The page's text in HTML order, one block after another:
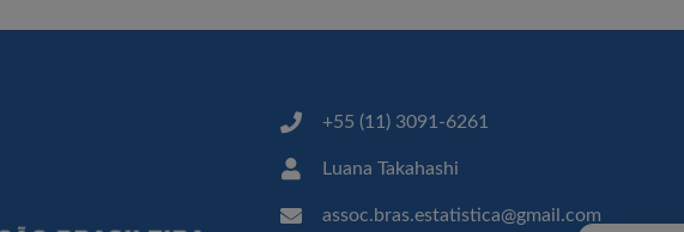
+55 (11) 3091-6261
Luana Takahashi
assoc.bras.estatistica@gmail.com